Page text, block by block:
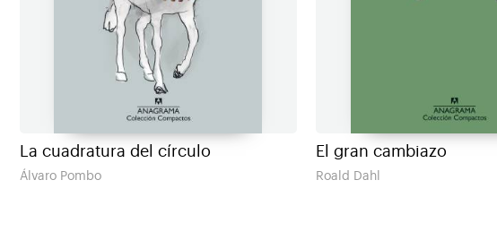
La cuadratura del círculo
Álvaro Pombo
El gran cambiazo
Roald Dahl